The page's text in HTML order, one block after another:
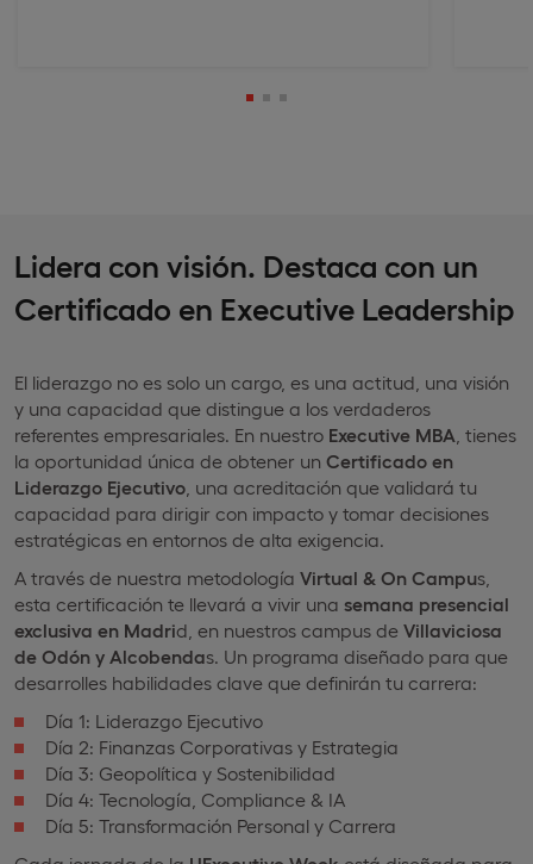
Lidera con visión. Destaca con un
Certificado en Executive Leadership
El liderazgo no es solo un cargo, es una actitud, una visión
y una capacidad que distingue a los verdaderos
referentes empresariales. En nuestro Executive MBA , tienes
la oportunidad única de obtener un Certificado en
Liderazgo Ejecutivo , una acreditación que validará tu
capacidad para dirigir con impacto y tomar decisiones
estratégicas en entornos de alta exigencia.
A través de nuestra metodología Virtual & On Campus,
esta certificación te llevará a vivir una semana presencial
exclusiva en Madrid, en nuestros campus de Villaviciosa
de Odón y Alcobendas. Un programa diseñado para que
desarrolles habilidades clave que definirán tu carrera:
Día 1: Liderazgo Ejecutivo
Día 2: Finanzas Corporativas y Estrategia
Día 3: Geopolítica y Sostenibilidad
Día 4: Tecnología, Compliance & IA
Día 5: Transformación Personal y Carrera